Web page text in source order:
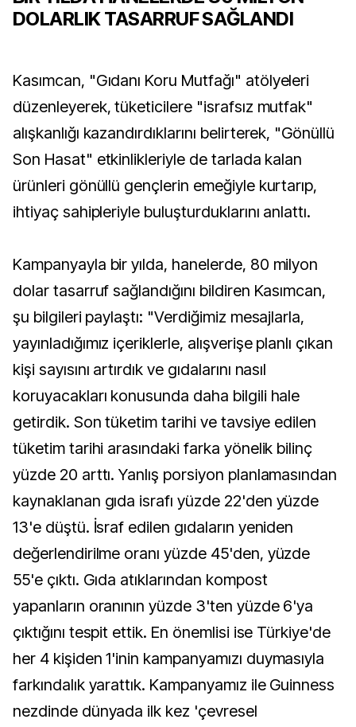
DOLARLIK TASARRUF SAĞLANDI
Kasımcan, "Gıdanı Koru Mutfağı" atölyeleri
düzenleyerek, tüketicilere "israfsız mutfak"
alışkanlığı kazandırdıklarını belirterek, "Gönüllü
Son Hasat" etkinlikleriyle de tarlada kalan
ürünleri gönüllü gençlerin emeğiyle kurtarıp,
ihtiyaç sahipleriyle buluşturduklarını anlattı.
Kampanyayla bir yılda, hanelerde, 80 milyon
dolar tasarruf sağlandığını bildiren Kasımcan,
şu bilgileri paylaştı: "Verdiğimiz mesajlarla,
yayınladığımız içeriklerle, alışverişe planlı çıkan
kişi sayısını artırdık ve gıdalarını nasıl
koruyacakları konusunda daha bilgili hale
getirdik. Son tüketim tarihi ve tavsiye edilen
tüketim tarihi arasındaki farka yönelik bilinç
yüzde 20 arttı. Yanlış porsiyon planlamasından
kaynaklanan gıda israfı yüzde 22'den yüzde
13'e düştü. İsraf edilen gıdaların yeniden
değerlendirilme oranı yüzde 45'den, yüzde
55'e çıktı. Gıda atıklarından kompost
yapanların oranının yüzde 3'ten yüzde 6'ya
çıktığını tespit ettik. En önemlisi ise Türkiye'de
her 4 kişiden 1'inin kampanyamızı duymasıyla
farkındalık yarattık. Kampanyamız ile Guinness
nezdinde dünyada ilk kez 'çevresel